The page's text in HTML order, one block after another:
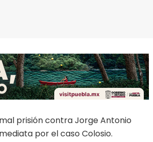
prisión contra Jorge Antonio
por el caso Colosio.